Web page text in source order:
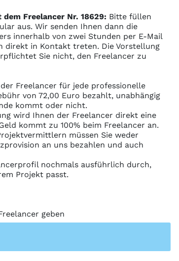
Freelancer Nr. 18629: Bitte füllen
aus. Wir senden Ihnen dann die
innerhalb von zwei Stunden per E-Mail
direkt in Kontakt treten. Die Vorstellung
Sie nicht, den Freelancer zu
Freelancer für jede professionelle
von 72,00 Euro bezahlt, unabhängig
kommt oder nicht.
wird Ihnen der Freelancer direkt eine
kommt zu 100% beim Freelancer an.
müssen Sie weder
an uns bezahlen und auch
nochmals ausführlich durch,
Projekt passt.
geben